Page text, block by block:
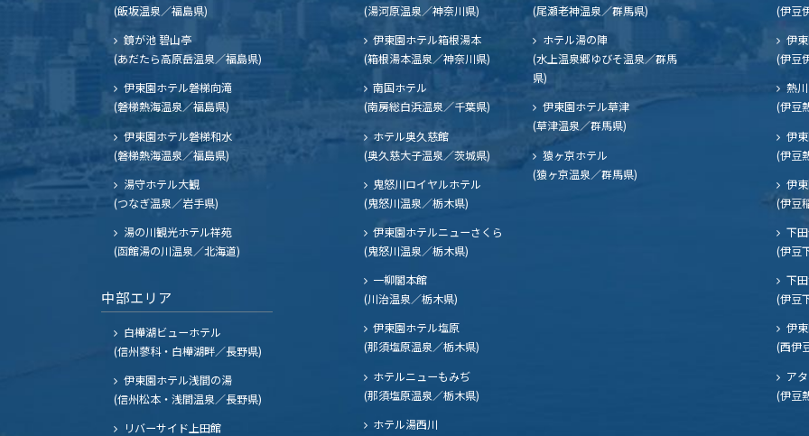
(飯坂温泉／福島県)
鏡が池 碧山亭
(あだたら高原岳温泉／福島県)
伊東園ホテル磐梯向滝
(磐梯熱海温泉／福島県)
伊東園ホテル磐梯和水
(磐梯熱海温泉／福島県)
湯守ホテル大観
(つなぎ温泉／岩手県)
湯の川観光ホテル祥苑
(函館湯の川温泉／北海道)
中部エリア
白樺湖ビューホテル
(信州蓼科・白樺湖畔／長野県)
伊東園ホテル浅間の湯
(信州松本・浅間温泉／長野県)
リバーサイド上田館
(湯河原温泉／神奈川県)
伊東園ホテル箱根湯本
(箱根湯本温泉／神奈川県)
南国ホテル
(南房総白浜温泉／千葉県)
ホテル奥久慈館
(奥久慈大子温泉／茨城県)
鬼怒川ロイヤルホテル
(鬼怒川温泉／栃木県)
伊東園ホテルニューさくら
(鬼怒川温泉／栃木県)
一柳閣本館
(川治温泉／栃木県)
伊東園ホテル塩原
(那須塩原温泉／栃木県)
ホテルニューもみぢ
(那須塩原温泉／栃木県)
ホテル湯西川
(尾瀬老神温泉／群馬県)
ホテル湯の陣
(水上温泉郷ゆびそ温泉／群馬
県)
伊東園ホテル草津
(草津温泉／群馬県)
猿ヶ京ホテル
(猿ヶ京温泉／群馬県)
(伊豆
伊
(伊豆
熱
(伊豆
伊
(伊豆
伊
(伊豆
下
(伊豆
下
(伊豆
伊
(西伊
ア
(伊豆